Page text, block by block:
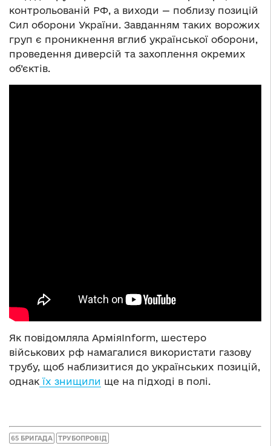
контрольованій РФ, а виходи — поблизу позицій
Сил оборони України. Завданням таких ворожих
груп є проникнення вглиб української оборони,
проведення диверсій та захоплення окремих
об’єктів.
Як повідомляла АрміяInform, шестеро
військових рф намагалися використати газову
трубу, щоб наблизитися до українських позицій,
однак їх знищили ще на підході в полі.
65 БРИГАДА ТРУБОПРОВІД